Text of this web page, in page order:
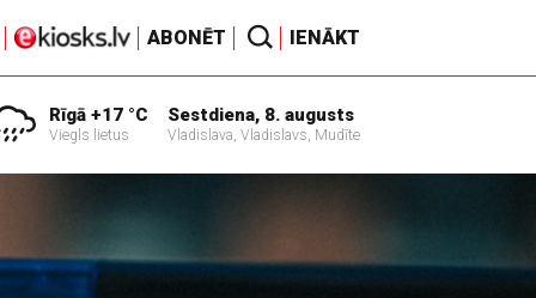
ABONĒT IENĀKT
Rīgā +17 °C
Viegls lietus
Sestdiena, 8. augusts
Vladislava, Vladislavs, Mudīte